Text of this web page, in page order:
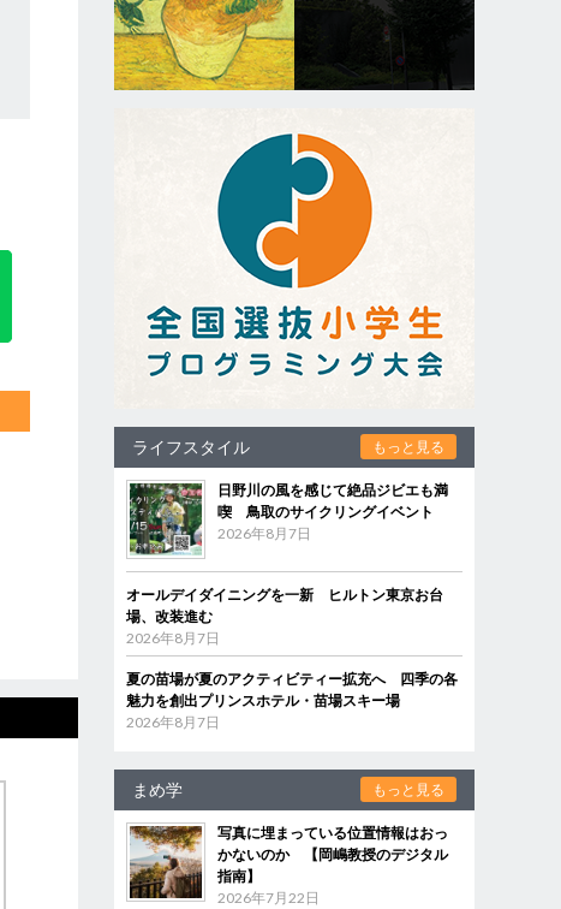
ライフスタイル もっと見る
日野川の風を感じて絶品ジビエも満
喫 鳥取のサイクリングイベント
2026年8月7日
オールデイダイニングを一新 ヒルトン東京お台
場、改装進む
2026年8月7日
夏の苗場が夏のアクティビティー拡充へ 四季の各
魅力を創出プリンスホテル・苗場スキー場
2026年8月7日
まめ学 もっと見る
写真に埋まっている位置情報はおっ
かないのか 【岡嶋教授のデジタル
指南】
2026年7月22日